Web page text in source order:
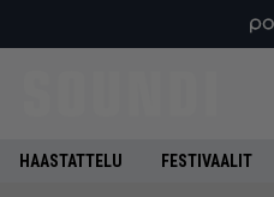
HAASTATTELU FESTIVAALIT